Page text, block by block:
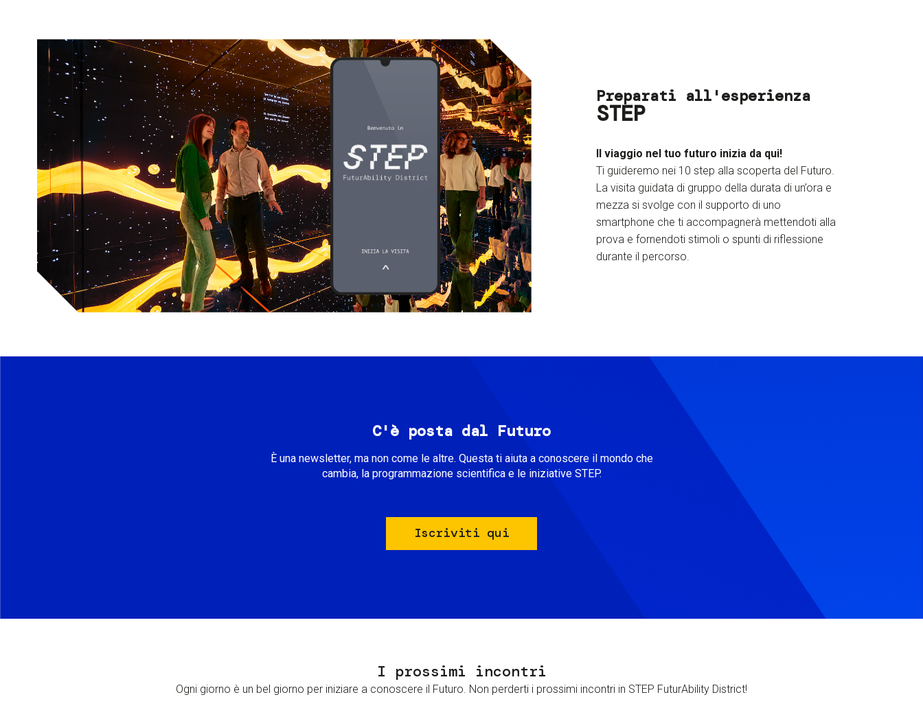
Preparati all'esperienza
STEP
Il viaggio nel tuo futuro inizia da qui!
Ti guideremo nei 10 step alla scoperta del Futuro.
La visita guidata di gruppo della durata di un’ora e
mezza si svolge con il supporto di uno
smartphone che ti accompagnerà mettendoti alla
prova e fornendoti stimoli o spunti di riflessione
durante il percorso.
C'è posta dal Futuro
È una newsletter, ma non come le altre. Questa ti aiuta a conoscere il mondo che
cambia, la programmazione scientifica e le iniziative STEP.
Iscriviti qui
I prossimi incontri
Ogni giorno è un bel giorno per iniziare a conoscere il Futuro. Non perderti i prossimi incontri in STEP FuturAbility District!